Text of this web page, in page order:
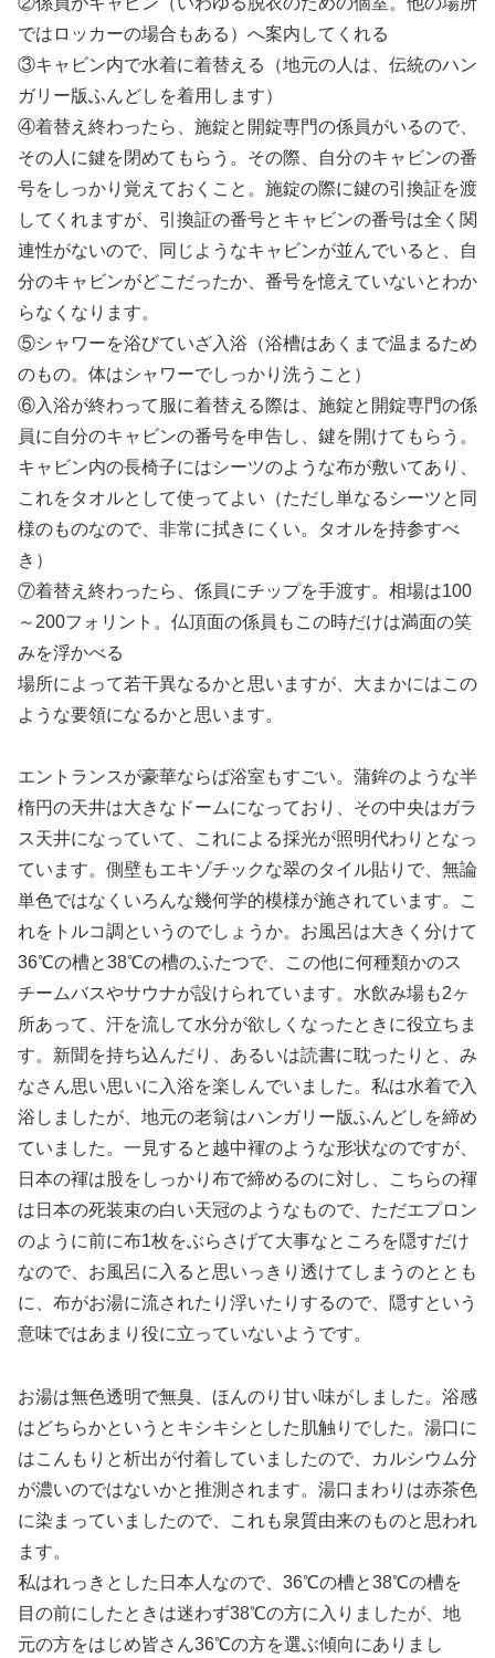
ではロッカーの場合もある）へ案内してくれる
③キャビン内で水着に着替える（地元の人は、伝統のハン
ガリー版ふんどしを着用します）
④着替え終わったら、施錠と開錠専門の係員がいるので、
その人に鍵を閉めてもらう。その際、自分のキャビンの番
号をしっかり覚えておくこと。施錠の際に鍵の引換証を渡
してくれますが、引換証の番号とキャビンの番号は全く関
連性がないので、同じようなキャビンが並んでいると、自
分のキャビンがどこだったか、番号を憶えていないとわか
らなくなります。
⑤シャワーを浴びていざ入浴（浴槽はあくまで温まるため
のもの。体はシャワーでしっかり洗うこと）
⑥入浴が終わって服に着替える際は、施錠と開錠専門の係
員に自分のキャビンの番号を申告し、鍵を開けてもらう。
キャビン内の長椅子にはシーツのような布が敷いてあり、
これをタオルとして使ってよい（ただし単なるシーツと同
様のものなので、非常に拭きにくい。タオルを持参すべ
き）
⑦着替え終わったら、係員にチップを手渡す。相場は100
～200フォリント。仏頂面の係員もこの時だけは満面の笑
みを浮かべる
場所によって若干異なるかと思いますが、大まかにはこの
ような要領になるかと思います。
エントランスが豪華ならば浴室もすごい。蒲鉾のような半
楕円の天井は大きなドームになっており、その中央はガラ
ス天井になっていて、これによる採光が照明代わりとなっ
ています。側壁もエキゾチックな翠のタイル貼りで、無論
単色ではなくいろんな幾何学的模様が施されています。こ
れをトルコ調というのでしょうか。お風呂は大きく分けて
36℃の槽と38℃の槽のふたつで、この他に何種類かのス
チームバスやサウナが設けられています。水飲み場も2ヶ
所あって、汗を流して水分が欲しくなったときに役立ちま
す。新聞を持ち込んだり、あるいは読書に耽ったりと、み
なさん思い思いに入浴を楽しんでいました。私は水着で入
浴しましたが、地元の老翁はハンガリー版ふんどしを締め
ていました。一見すると越中褌のような形状なのですが、
日本の褌は股をしっかり布で締めるのに対し、こちらの褌
は日本の死装束の白い天冠のようなもので、ただエプロン
のように前に布1枚をぶらさげて大事なところを隠すだけ
なので、お風呂に入ると思いっきり透けてしまうのととも
に、布がお湯に流されたり浮いたりするので、隠すという
意味ではあまり役に立っていないようです。
お湯は無色透明で無臭、ほんのり甘い味がしました。浴感
はどちらかというとキシキシとした肌触りでした。湯口に
はこんもりと析出が付着していましたので、カルシウム分
が濃いのではないかと推測されます。湯口まわりは赤茶色
に染まっていましたので、これも泉質由来のものと思われ
ます。
私はれっきとした日本人なので、36℃の槽と38℃の槽を
目の前にしたときは迷わず38℃の方に入りましたが、地
元の方をはじめ皆さん36℃の方を選ぶ傾向にありまし